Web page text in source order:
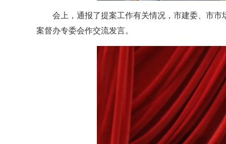
会上，通报了提案工作有关情况，市建委、市
案督办专委会作交流发言。